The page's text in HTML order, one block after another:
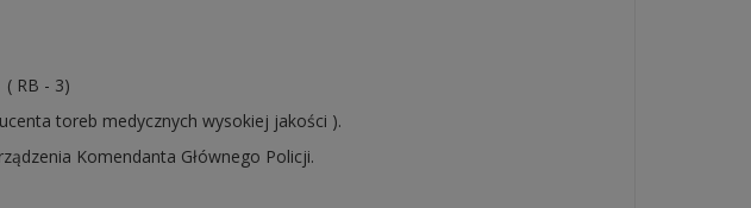
RB - 3)
toreb medycznych wysokiej jakości ).
Komendanta Głównego Policji.